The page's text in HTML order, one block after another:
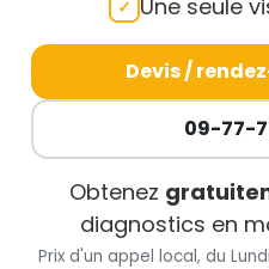
Une seule
Devis /
09-77-
Obtenez
diagnostics en
Prix d'un appel local, du